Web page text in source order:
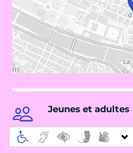
Jeunes et adultes